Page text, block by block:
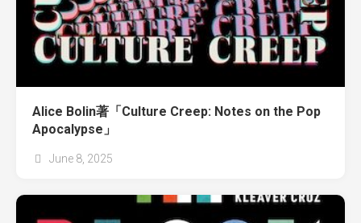
Alice Bolin著「Culture Creep: Notes on the Pop
Apocalypse」
June 8, 2025